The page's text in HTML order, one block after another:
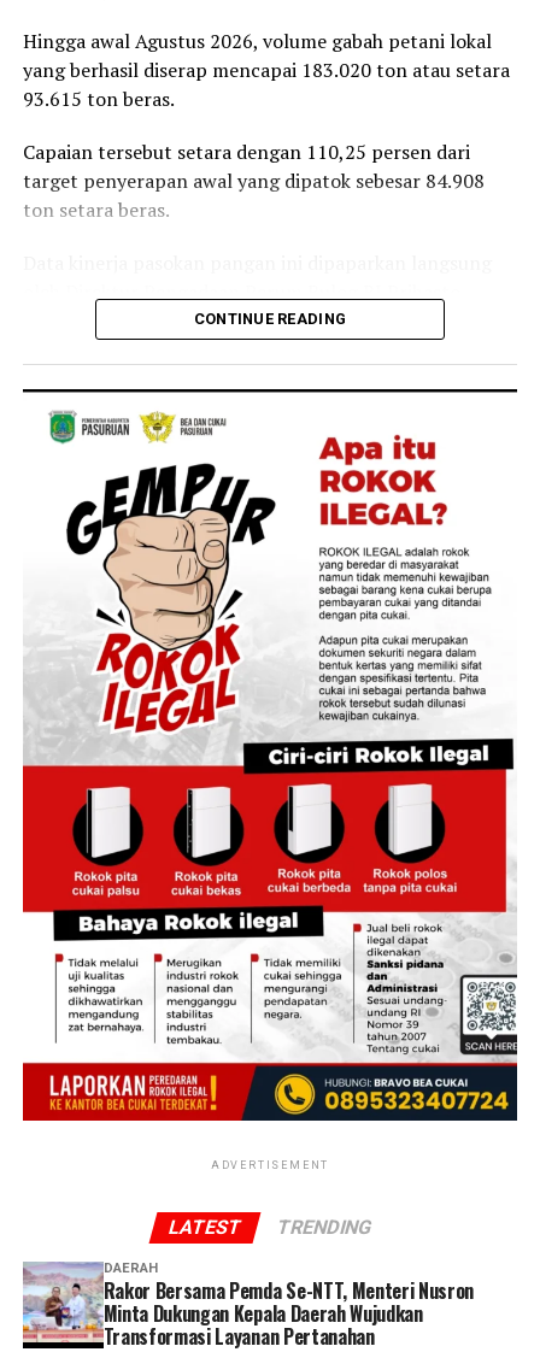
Hingga awal Agustus 2026, volume gabah petani lokal
yang berhasil diserap mencapai 183.020 ton atau setara
93.615 ton beras.
Capaian tersebut setara dengan 110,25 persen dari
target penyerapan awal yang dipatok sebesar 84.908
ton setara beras.
Setyanto saat beraudiensi dengan Bupati Jember
penstabilan harga di tingkat produsen, pengelolaan
cadangan beras, hingga skema perlindungan
pendapatan petani lokal.
Direktur Pengadaan Bulog RI, Prihasto Setyanto,
menyampaikan bahwa tingginya angka penyerapan
gabah di kawasan lumbung pangan ini menunjukkan
kuatnya koordinasi antarinstansi di daerah.
“Capaian ini menjadi bukti sinergi yang baik antara
Bulog, Pemerintah Kabupaten Jember, dan seluruh
pemangku kepentingan dalam mendukung
kesejahteraan petani sekaligus menjaga ketersediaan
stok pangan,” kata Prihasto.
Masuknya pasokan gabah ke gudang-gudang Bulog
secara masif dinilai efektif mencegah penurunan harga
gabah kering panen di tingkat petani yang kerap terjadi
saat pasokan melimpah.
Merespons paparan tersebut, Bupati Jember
Muhammad Fawait menegaskan bahwa kepastian pasar
bagi hasil tani warga menjadi prioritas pemerintah
daerah dalam menjaga pilar ekonomi perdesaan.
bersama Bulog untuk mendukung ketahanan pangan
CONTINUE READING
ADVERTISEMENT
LATEST TRENDING
DAERAH
Rakor Bersama Pemda Se-NTT, Menteri Nusron
Minta Dukungan Kepala Daerah Wujudkan
Transformasi Layanan Pertanahan